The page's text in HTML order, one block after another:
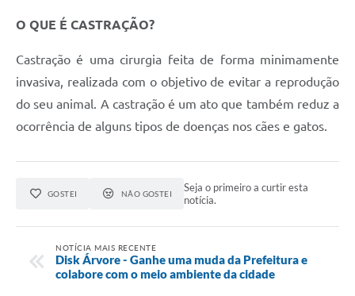
SIC
Contato
O QUE É CASTRAÇÃO?
Castração é uma cirurgia feita de forma minimamente
invasiva, realizada com o objetivo de evitar a reprodução
do seu animal. A castração é um ato que também reduz a
ocorrência de alguns tipos de doenças nos cães e gatos.
GOSTEI NÃO GOSTEI
Seja o primeiro a curtir esta
notícia.
NOTÍCIA MAIS RECENTE
Disk Árvore - Ganhe uma muda da Prefeitura e
colabore com o meio ambiente da cidade